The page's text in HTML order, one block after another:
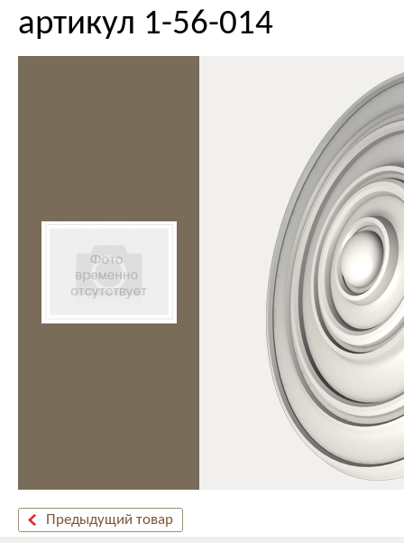
артикул 1-56-014
Предыдущий товар